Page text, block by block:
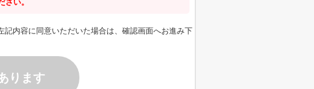
い。
記内容に同意いただいた場合は、確認画面へお進み下
ります